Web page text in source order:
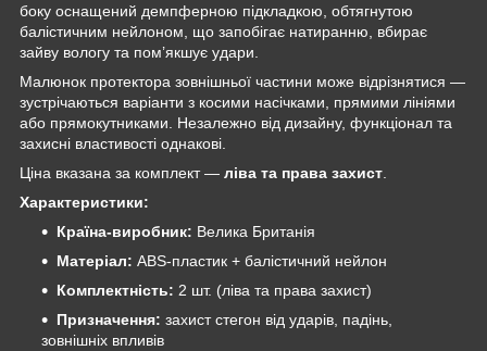
боку оснащений демпферною підкладкою, обтягнутою
балістичним нейлоном, що запобігає натиранню, вбирає
зайву вологу та пом’якшує удари.
Малюнок протектора зовнішньої частини може відрізнятися —
зустрічаються варіанти з косими насічками, прямими лініями
або прямокутниками. Незалежно від дизайну, функціонал та
захисні властивості однакові.
Ціна вказана за комплект — ліва та права захист
Характеристики:
Країна-виробник: Велика Британія
Матеріал: ABS-пластик + балістичний нейлон
Комплектність: 2 шт. (ліва та права захист)
Призначення: захист стегон від ударів, падінь,
зовнішніх впливів